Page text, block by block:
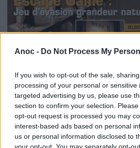
Anoc - Do Not Process My
If you wish to opt-out of the sale,
processing of your personal or sensitive
targeted advertising by us, please use
section to confirm your selection.
opt-out request is processed you may
interest-based ads based on personal
us or personal information disclosed to
your opt-out. You may separately opt-